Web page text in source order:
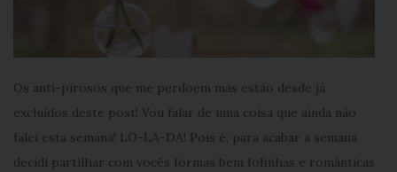
Os anti-pirosos que me perdoem mas estão desde já
excluídos deste post! Vou falar de uma coisa que ainda não
falei esta semana! LO-LA-DA! Pois é, para acabar a semana
decidi partilhar com vocês formas bem fofinhas e românticas